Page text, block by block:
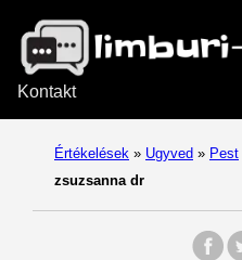
Kontakt
Értékelések » Ugyved » Pest
zsuzsanna dr